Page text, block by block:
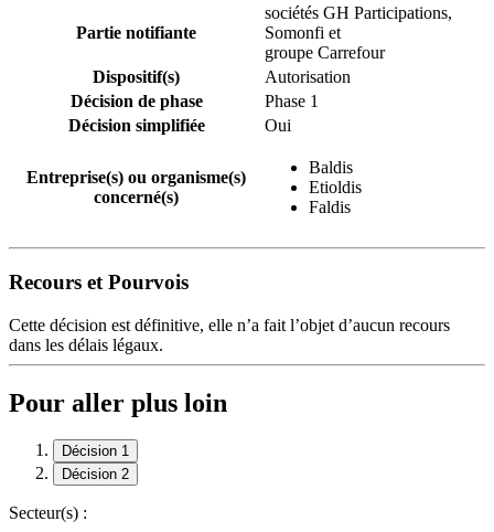
Partie notifiante
sociétés GH Participations,
Somonfi et
groupe Carrefour
Dispositif(s)
Autorisation
Décision de phase
Phase 1
Décision simplifiée
Oui
Entreprise(s) ou organisme(s)
concerné(s)
Baldis
Etioldis
Faldis
Recours et Pourvois
Cette décision est définitive, elle n’a fait l’objet d’aucun recours
dans les délais légaux.
Pour aller plus loin
Décision 1
Décision 2
Secteur(s) :